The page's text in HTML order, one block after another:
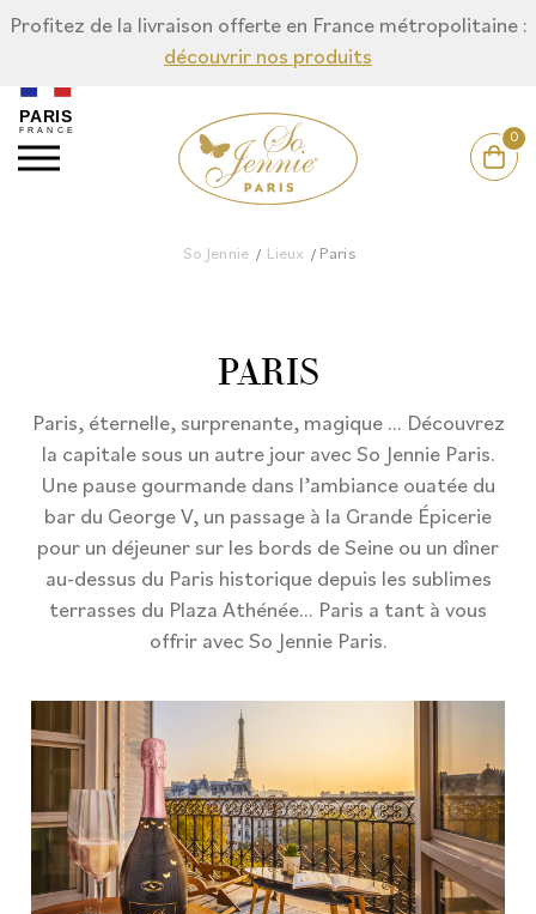
Profitez de la livraison offerte en France métropolitaine :
découvrir nos produits
0
So Jennie / Lieux / Paris
PARIS
Paris, éternelle, surprenante, magique … Découvrez
la capitale sous un autre jour avec So Jennie Paris.
Une pause gourmande dans l’ambiance ouatée du
bar du George V, un passage à la Grande Épicerie
pour un déjeuner sur les bords de Seine ou un dîner
au-dessus du Paris historique depuis les sublimes
terrasses du Plaza Athénée… Paris a tant à vous
offrir avec So Jennie Paris.